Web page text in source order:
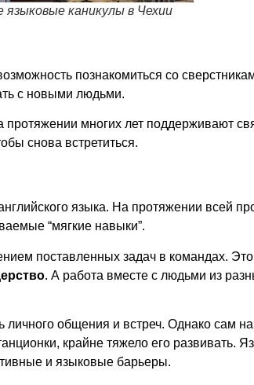
языковые каникулы в Чехии
познакомиться со
с новыми людьми.
многих лет поддерживают
снова встретиться.
языка. На протяжении всей
“мягкие навыки”.
поставленных задач в командах.
. А работа вместе с людьми из
общения и встреч. Однако сам
крайне тяжело его развивать.
и языковые барьеры.